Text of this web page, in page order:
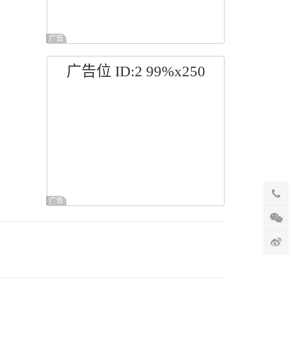
广告
广告位 ID:2 99%x250
广告